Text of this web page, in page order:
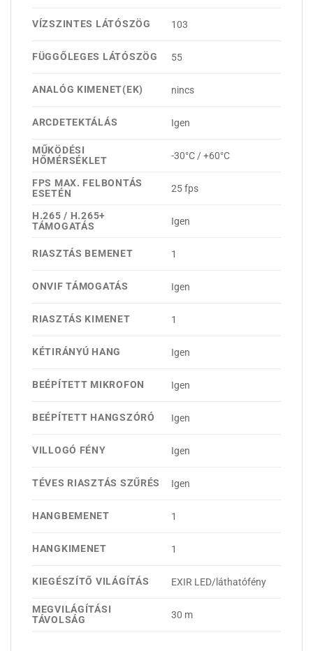
VÍZSZINTES LÁTÓSZÖG 103
FÜGGŐLEGES LÁTÓSZÖG 55
ANALÓG KIMENET(EK) nincs
ARCDETEKTÁLÁS Igen
MŰKÖDÉSI
HŐMÉRSÉKLET
-30°C / +60°C
FPS MAX. FELBONTÁS
ESETÉN
25 fps
H.265 / H.265+
TÁMOGATÁS
Igen
RIASZTÁS BEMENET 1
ONVIF TÁMOGATÁS Igen
RIASZTÁS KIMENET 1
KÉTIRÁNYÚ HANG Igen
BEÉPÍTETT MIKROFON Igen
BEÉPÍTETT HANGSZÓRÓ Igen
VILLOGÓ FÉNY Igen
TÉVES RIASZTÁS SZŰRÉS Igen
HANGBEMENET 1
HANGKIMENET 1
KIEGÉSZÍTŐ VILÁGÍTÁS EXIR LED/láthatófény
MEGVILÁGÍTÁSI
TÁVOLSÁG
30 m